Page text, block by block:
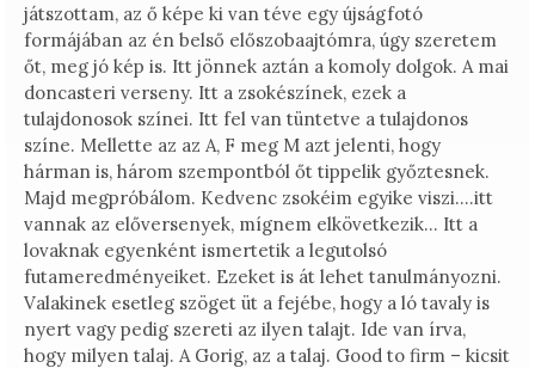
játszottam, az ő képe ki van téve egy újságfotó
formájában az én belső előszobaajtómra, úgy szeretem
őt, meg jó kép is. Itt jönnek aztán a komoly dolgok. A mai
doncasteri verseny. Itt a zsokészínek, ezek a
tulajdonosok színei. Itt fel van tüntetve a tulajdonos
színe. Mellette az az A, F meg M azt jelenti, hogy
hárman is, három szempontból őt tippelik győztesnek.
Majd megpróbálom. Kedvenc zsokéim egyike viszi….itt
vannak az előversenyek, mígnem elkövetkezik… Itt a
lovaknak egyenként ismertetik a legutolsó
futameredményeiket. Ezeket is át lehet tanulmányozni.
Valakinek esetleg szöget üt a fejébe, hogy a ló tavaly is
nyert vagy pedig szereti az ilyen talajt. Ide van írva,
hogy milyen talaj. A Gorig, az a talaj. Good to firm – kicsit